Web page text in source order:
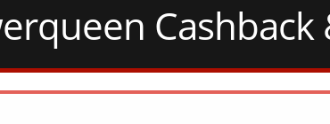
Votes
Cashback